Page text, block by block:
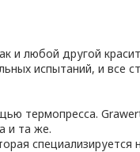
и любой другой
испытаний, и все
термопресса.
и та же.
специализируется